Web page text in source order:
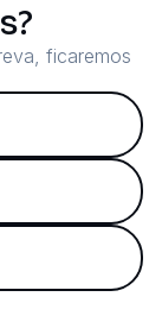
ficaremos